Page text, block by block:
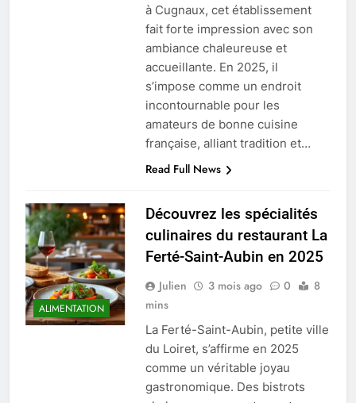
à Cugnaux, cet établissement
fait forte impression avec son
ambiance chaleureuse et
accueillante. En 2025, il
s’impose comme un endroit
incontournable pour les
amateurs de bonne cuisine
française, alliant tradition et…
Read Full News
ALIMENTATION
Découvrez les spécialités
culinaires du restaurant La
Ferté-Saint-Aubin en 2025
Julien 3 mois ago 0
8
mins
La Ferté-Saint-Aubin, petite ville
du Loiret, s’affirme en 2025
comme un véritable joyau
gastronomique. Des bistrots